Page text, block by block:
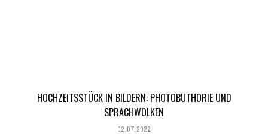
HOCHZEITSSTÜCK IN BILDERN: PHOTOBUTHORIE UND
SPRACHWOLKEN
02.07.2022